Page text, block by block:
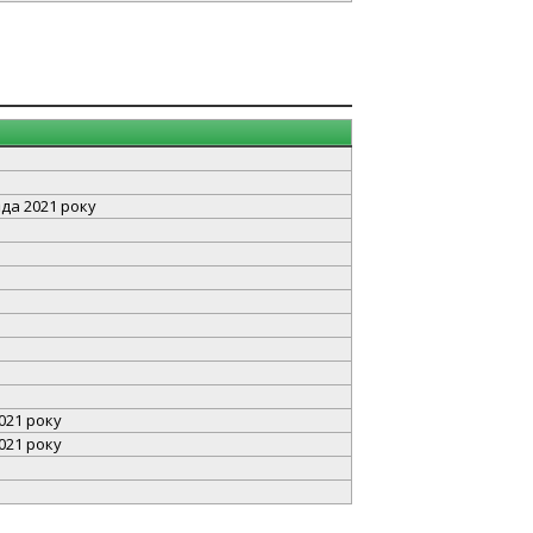
2021 року
року
року